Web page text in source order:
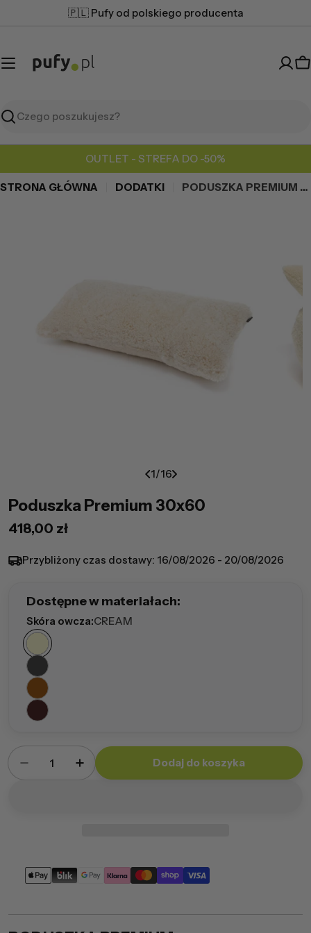
do
🇵🇱 Pufy od polskiego producenta
Szukaj
OUTLET - STREFA DO -50%
STRONA GŁÓWNA DODATKI PODUSZKA PREMIUM 30X60
1/16
Poduszka Premium 30x60
Cena
418,00 zł
Przybliżony czas dostawy: 16/08/2026 - 20/08/2026
Dostępne w materiałach:
Skóra owcza:CREAM
Ilość
Zmniejsz ilość dla Poduszka Premium 30x60
Zwiększ ilość dla Poduszka Premium
Dodaj do koszyka
Metody